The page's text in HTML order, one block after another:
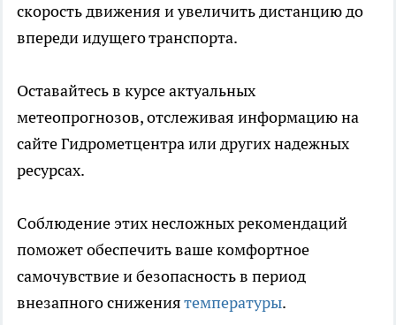
скорость движения и увеличить дистанцию до
впереди идущего транспорта.
Оставайтесь в курсе актуальных
метеопрогнозов, отслеживая информацию на
сайте Гидрометцентра или других надежных
ресурсах.
Соблюдение этих несложных рекомендаций
поможет обеспечить ваше комфортное
самочувствие и безопасность в период
внезапного снижениятемпературы.